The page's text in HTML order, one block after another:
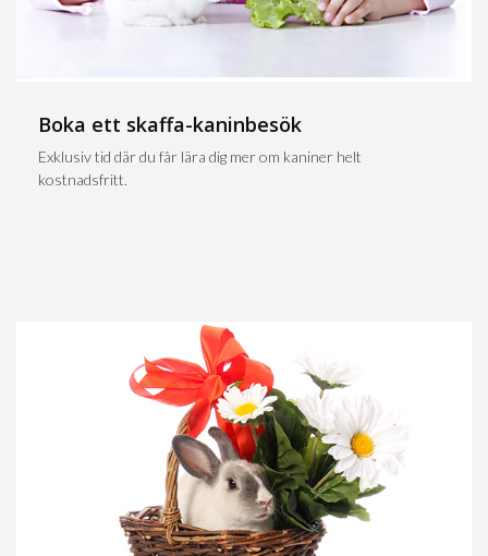
Boka ett skaffa-kaninbesök
Exklusiv tid där du får lära dig mer om kaniner helt
kostnadsfritt.